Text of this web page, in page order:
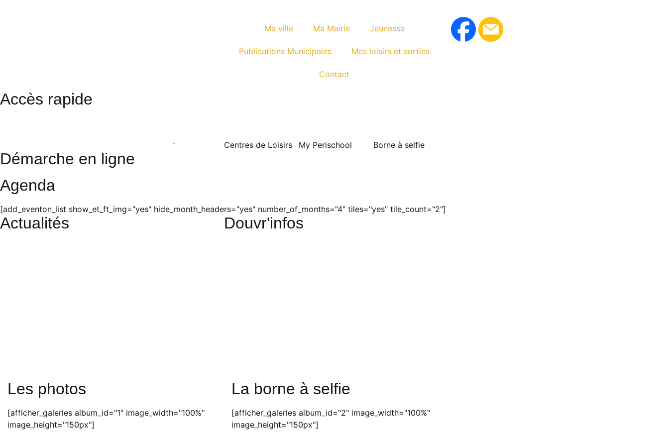
Ma ville Ma Mairie Jeunesse
Publications Municipales Mes loisirs et sorties
Contact
Accès rapide
Photos Centres de Loisirs My Perischool Borne à selfie
Démarche en ligne
Agenda
[add_eventon_list show_et_ft_img="yes" hide_month_headers="yes" number_of_months="4" tiles="yes" tile_count="2"]
Actualités Douvr'infos
Les photos
[afficher_galeries album_id="1" image_width="100%"
image_height="150px"]
La borne à selfie
[afficher_galeries album_id="2" image_width="100%"
image_height="150px"]